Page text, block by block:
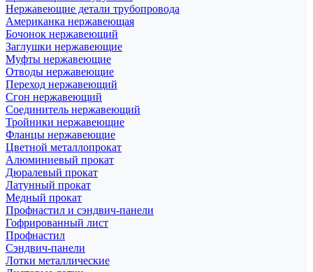
Нержавеющие детали трубопровода
Американка нержавеющая
Бочонок нержавеющий
Заглушки нержавеющие
Муфты нержавеющие
Отводы нержавеющие
Переход нержавеющий
Сгон нержавеющий
Соединитель нержавеющий
Тройники нержавеющие
Фланцы нержавеющие
Цветной металлопрокат
Алюминиевый прокат
Дюралевый прокат
Латунный прокат
Медный прокат
Профнастил и сэндвич-панели
Гофрированный лист
Профнастил
Сэндвич-панели
Лотки металлические